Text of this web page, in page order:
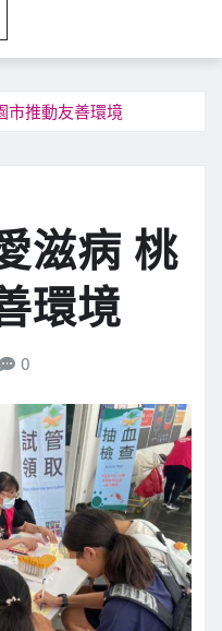
市推動友善環境
滋病 桃
環境
0